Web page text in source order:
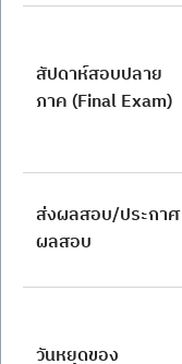
สัปดาห์สอบปลาย
ภาค (Final Exam)
ส่งผลสอบ/ประกาศ
ผลสอบ
วันหยุดของ